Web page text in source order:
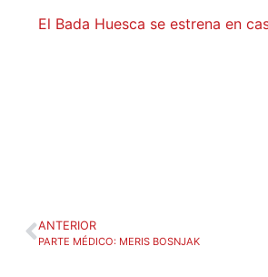
El Bada Huesca se estrena en
ANTERIOR
PARTE MÉDICO: MERIS BOSNJAK